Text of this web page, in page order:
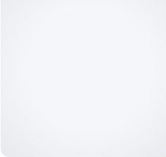
出风口结霜、远端
风道布局：多风口
玻璃层数：双层电
压缩机类型：变频
这些细节不会体现在